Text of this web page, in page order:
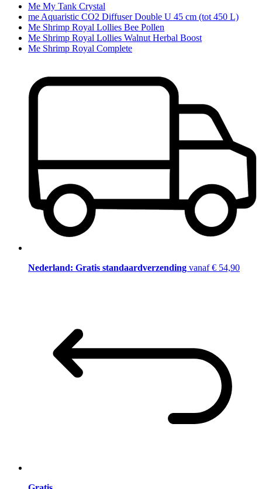
Me My Tank Crystal
me Aquaristic CO2 Diffuser Double U 45 cm (tot 450 L)
Me Shrimp Royal Lollies Bee Pollen
Me Shrimp Royal Lollies Walnut Herbal Boost
Me Shrimp Royal Complete
Nederland: Gratis standaardverzending vanaf € 54,90